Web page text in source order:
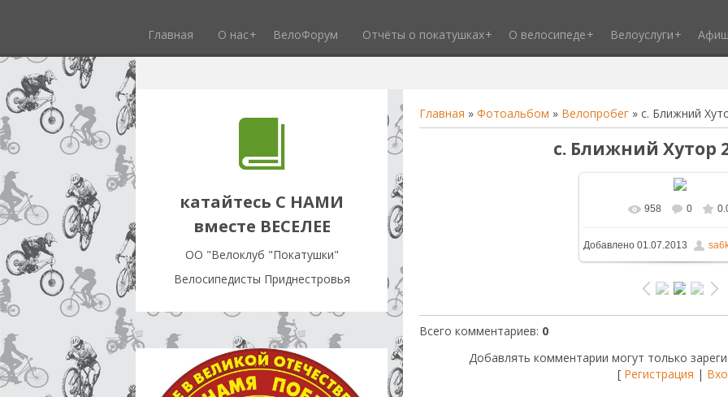
Главная О нас ВелоФорум Отчёты о покатушках О велосипеде Велоуслуги
катайтесь С НАМИ
вместе ВЕСЕЛЕЕ
OO "Велоклуб "Покатушки"
Велосипедисты Приднестровья
Главная » Фотоальбом » Велопробег » с. Ближний
с. Ближний Хутор
В реальном размере
681.5Kb
958 0
Добавлено 01.07.2013
Всего комментариев: 0
Добавлять комментарии могут только
[ Регистрация |